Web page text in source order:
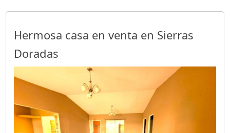
Hermosa casa en venta en Sierras
Doradas